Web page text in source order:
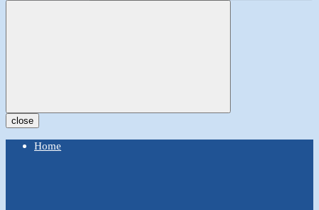
close
Home